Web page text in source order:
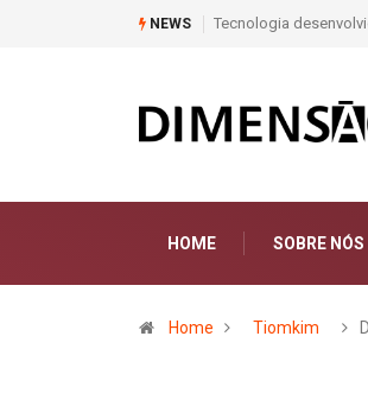
NEWS Moda e Arte
HOME SOBRE NÓS
Home Tiomkim